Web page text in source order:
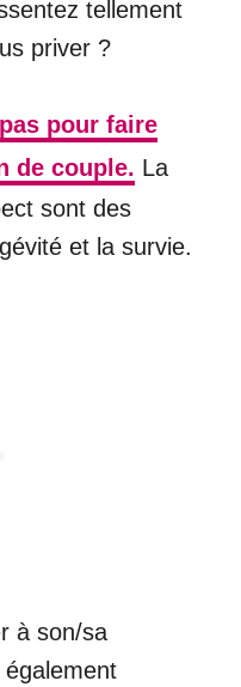
tellement
priver ?
pour faire
de couple. La
sont des
et la survie.
à son/sa